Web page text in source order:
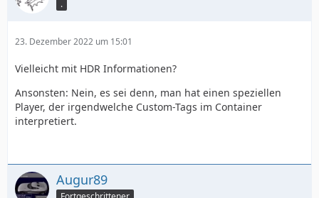
.
23. Dezember 2022 um 15:01
Vielleicht mit HDR Informationen?
Ansonsten: Nein, es sei denn, man hat einen speziellen
Player, der irgendwelche Custom-Tags im Container
interpretiert.
Augur89